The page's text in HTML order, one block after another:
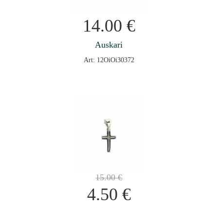
14.00 €
Auskari
Art: 12OiOi30372
15.00€
4.50 €